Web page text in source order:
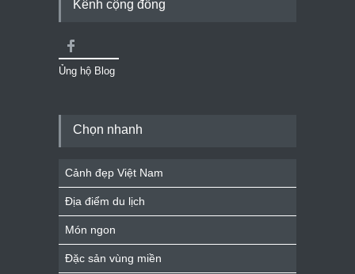
Kênh cộng đồng
Ủng hộ Blog
Chọn nhanh
Cảnh đẹp Việt Nam
Địa điểm du lịch
Món ngon
Đặc sản vùng miền